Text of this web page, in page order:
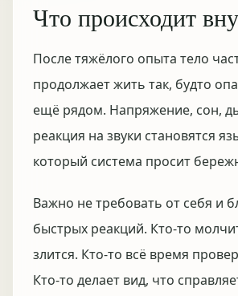
Что происходит
После тяжёлого опыта тело
продолжает жить так, будто
ещё рядом. Напряжение, сон,
реакция на звуки становятся
который система просит
Важно не требовать от себя и
быстрых реакций. Кто-то
злится. Кто-то всё время
Кто-то делает вид, что